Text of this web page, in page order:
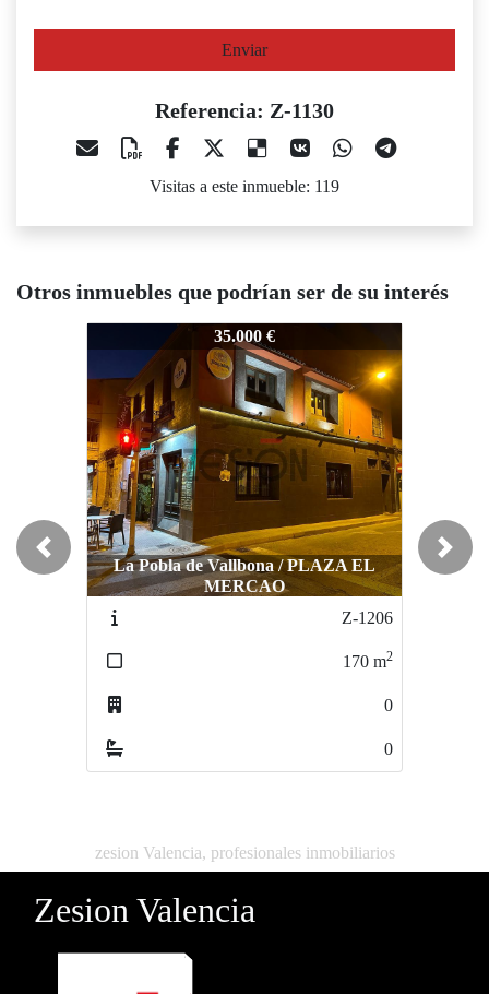
Enviar
Referencia: Z-1130
Visitas a este inmueble: 119
Otros inmuebles que podrían ser de su interés
35.000 €
La Pobla de Vallbona / PLAZA EL
MERCAO
35.000 €
Burjassot / CENTRO
Z-016
140m
Previous Next
zesion Valencia, profesionales inmobiliarios
Zesion Valencia